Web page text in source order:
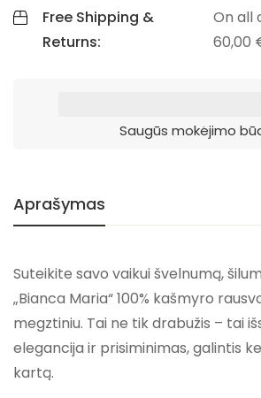
Free Shipping &
Returns:
On all
60,00
Saugūs mokėjimo
Aprašymas
Suteikite savo vaikui švelnumą,
„Bianca Maria“ 100% kašmyro
megztiniu. Tai ne tik drabužis – tai
elegancija ir prisiminimas, galintis
kartą.